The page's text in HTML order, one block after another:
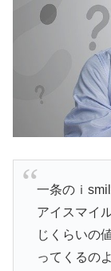
一条のｉ
アイスマイ
じくらいの
ってくるの